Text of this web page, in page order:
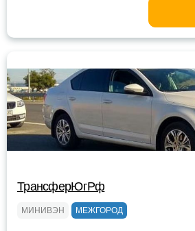
ТрансферЮгРф
МИНИВЭН МЕЖГОРОД